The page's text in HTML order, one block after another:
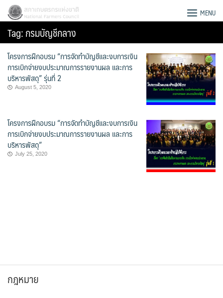
Skip
content
สภาเกษตรกรแห่งชาติ MENU
Tag:กรมบัญชีกลาง
โครงการฝึกอบรม “การจัดทำบัญชีและงบการเงิน
การเบิกจ่ายงบประมาณการรายงานผล และการ
บริหารพัสดุ” รุ่นที่ 2
August 5, 2020
โครงการฝึกอบรม “การจัดทำบัญชีและงบการเงิน
การเบิกจ่ายงบประมาณการรายงานผล และการ
บริหารพัสดุ”
July 25, 2020
กฎหมาย